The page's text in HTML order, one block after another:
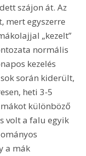
szájon át. Az
mert egyszerre
„kezelt”
normális
kezelés
során kiderült,
heti 3-5
különböző
volt a falu egyik
a mák